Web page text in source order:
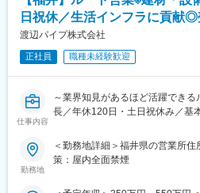
■会社の特徴：
福井市中央卸売市場の水産物卸売
福井の近海で獲れた魚や全国の魚
変更の範囲：会社の定める業務
・社内Web発注システムに関す
・お客様からのレイアウト変更や
整
・顧客情報の登録・管理、各種マ
・海外生産拠点との連絡・調整業
り）
＜将来的にお任せする業務＞
・新規顧客や新規ブランドの立
※営業・生産・システム部門など
■入社後の流れ：
充実した研修体制をご用意して
日祝休／生活インフラに貢献
渡辺パイプ株式会社
正社員 職種未経験歓迎
仕事内容
～業界知見があるほど活躍でき
長／年休120日・土日祝休み／基
■業務内容：
同社は、上下水道・住宅設備・建
勤務地
＜勤務地詳細＞福井県の営業所
策：屋内全面禁煙